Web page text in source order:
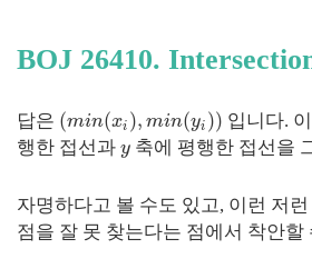
BOJ 26410.
답은 (min(xi ), min(yi )) 입니다.
행한 접선과 y 축에 평행한 접선을
자명하다고 볼 수도 있고, 이런 저
점을 잘 못 찾는다는 점에서 착안할